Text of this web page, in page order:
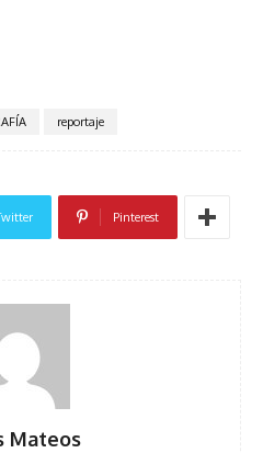
reportaje
Pinterest
Mateos